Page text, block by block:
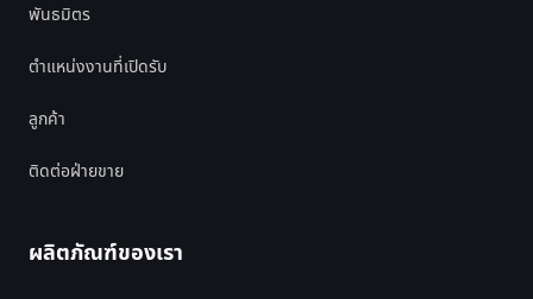
พันธมิตร
ตำแหน่งงานที่เปิดรับ
ลูกค้า
ติดต่อฝ่ายขาย
ผลิตภัณฑ์ของเรา